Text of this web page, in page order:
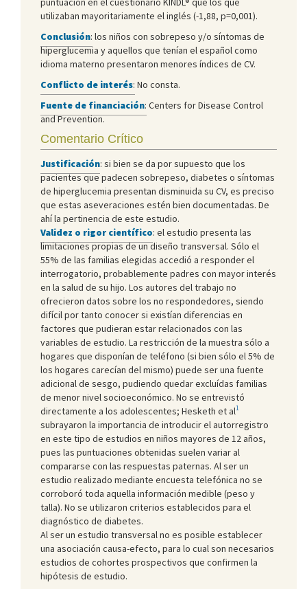
utilizaban mayoritariamente el inglés (-1,88, p=0,001).
Conclusión: los niños con sobrepeso y/o síntomas de
hiperglucemia y aquellos que tenían el español como
idioma materno presentaron menores índices de CV.
Conflicto de interés: No consta.
Fuente de financiación: Centers for Disease Control
and Prevention.
Comentario Crítico
Justificación: si bien se da por supuesto que los
pacientes que padecen sobrepeso, diabetes o síntomas
de hiperglucemia presentan disminuida su CV, es preciso
que estas aseveraciones estén bien documentadas. De
ahí la pertinencia de este estudio.
Validez o rigor científico: el estudio presenta las
limitaciones propias de un diseño transversal. Sólo el
55% de las familias elegidas accedió a responder el
interrogatorio, probablemente padres con mayor interés
en la salud de su hijo. Los autores del trabajo no
ofrecieron datos sobre los no respondedores, siendo
difícil por tanto conocer si existían diferencias en
factores que pudieran estar relacionados con las
variables de estudio. La restricción de la muestra sólo a
hogares que disponían de teléfono (si bien sólo el 5% de
los hogares carecían del mismo) puede ser una fuente
adicional de sesgo, pudiendo quedar excluídas familias
de menor nivel socioeconómico. No se entrevistó
directamente a los adolescentes; Hesketh et al1
subrayaron la importancia de introducir el autorregistro
en este tipo de estudios en niños mayores de 12 años,
pues las puntuaciones obtenidas suelen variar al
compararse con las respuestas paternas. Al ser un
estudio realizado mediante encuesta telefónica no se
corroboró toda aquella información medible (peso y
talla). No se utilizaron criterios establecidos para el
diagnóstico de diabetes.
Al ser un estudio transversal no es posible establecer
una asociación causa-efecto, para lo cual son necesarios
estudios de cohortes prospectivos que confirmen la
hipótesis de estudio.